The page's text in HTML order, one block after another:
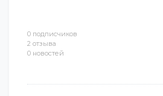
0 подписчиков
2 отзыва
0 новостей